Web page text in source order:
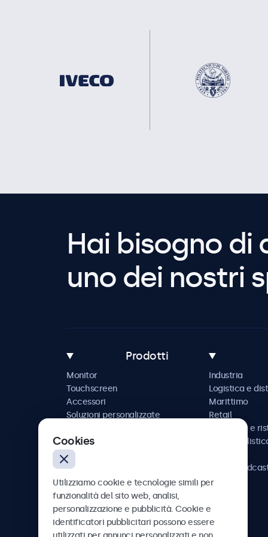
Hai bisogno di
uno dei nostri
Prodotti
Monitor
Touchscreen
Accessori
Soluzioni personalizzate
Industria
Logistica e
Marittimo
Retail
Ospitalità e
AV e
Sanità
Cookies
Utilizziamo cookie e tecnologie simili per
funzionalità del sito web, analisi,
personalizzazione e pubblicità. Cookie e
identificatori pubblicitari possono essere